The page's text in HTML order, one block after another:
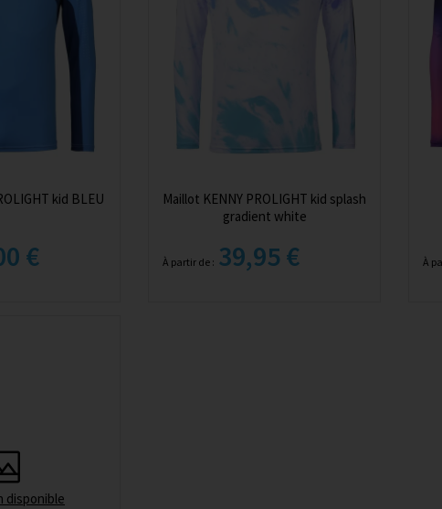
kid BLEU
€
Maillot KENNY PROLIGHT kid splash
gradient white
À partir de : 39,95 € À
disponible